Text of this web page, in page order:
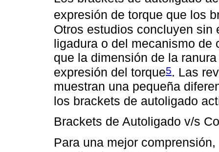
expresión de torque que los
Otros estudios concluyen sin
ligadura o del mecanismo
que la dimensión de la
expresión del torque5. Las
muestran una pequeña
los brackets de autoligado
Brackets de Autoligado v/s
Para una mejor